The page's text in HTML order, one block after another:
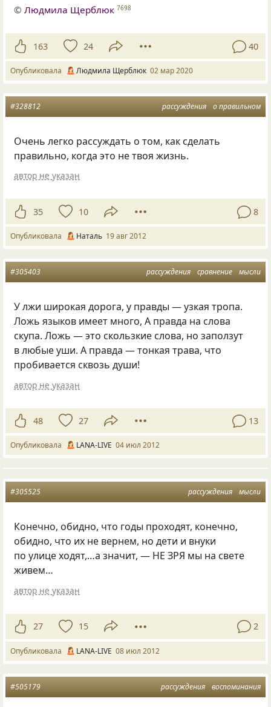
©Людмила Щерблюк 7698
163 24 40
Опубликовала Людмила Щерблюк 02 мар 2020
рассуждения о правильном
#328812
Очень легко рассуждать о том, как сделать
правильно, когда это не твоя жизнь.
автор не указан
35 10 8
Опубликовала Наталь 19 авг 2012
рассуждения сравнение мысли
#305403
У лжи широкая дорога, у правды — узкая тропа.
Ложь языков имеет много, А правда на слова
скупа. Ложь — это скользкие слова, но заползут
в любые уши. А правда — тонкая трава, что
пробивается сквозь души!
автор не указан
48 27 13
Опубликовала LANA-LIVE 04 июл 2012
рассуждения мысли
#305525
Конечно, обидно, что годы проходят, конечно,
обидно, что их не вернем, но дети и внуки
по улице ходят,…а значит, — НЕ ЗРЯ мы на свете
живем…
автор не указан
27 15 2
Опубликовала LANA-LIVE 08 июл 2012
рассуждения воспоминания
#505179